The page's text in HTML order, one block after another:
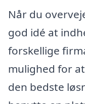
Når du
god idé at
forskellige
mulighed for
den bedste